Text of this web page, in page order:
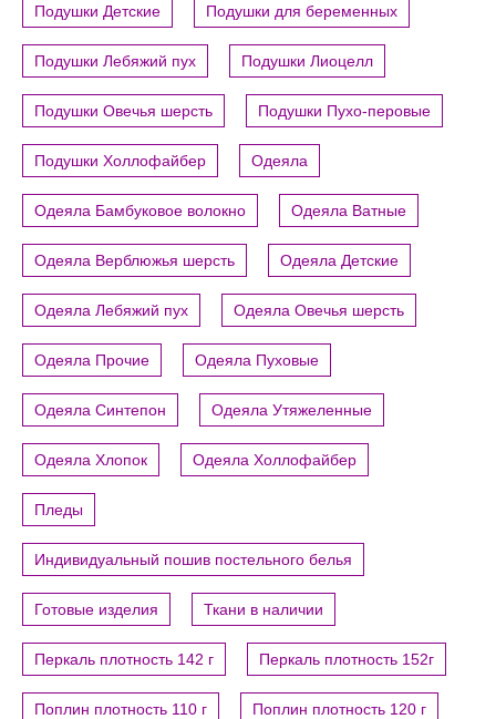
Подушки Детские Подушки для беременных
Подушки Лебяжий пух Подушки Лиоцелл
Подушки Овечья шерсть Подушки Пухо-перовые
Подушки Холлофайбер Одеяла
Одеяла Бамбуковое волокно Одеяла Ватные
Одеяла Верблюжья шерсть Одеяла Детские
Одеяла Лебяжий пух Одеяла Овечья шерсть
Одеяла Прочие Одеяла Пуховые
Одеяла Синтепон Одеяла Утяжеленные
Одеяла Хлопок Одеяла Холлофайбер
Пледы
Индивидуальный пошив постельного белья
Готовые изделия Ткани в наличии
Перкаль плотность 142 г Перкаль плотность 152г
Поплин плотность 110 г Поплин плотность 120 г